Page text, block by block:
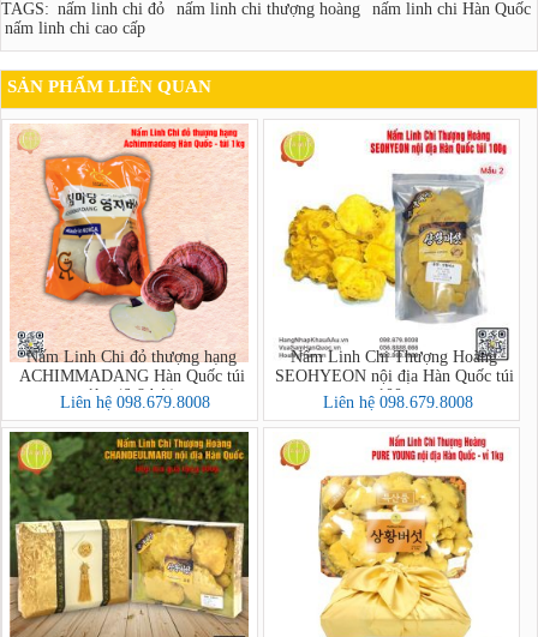
TAGS: nấm linh chi đỏ nấm linh chi thượng hoàng
nấm linh chi Hàn Quốc
nấm linh chi cao cấp
SẢN PHẨM LIÊN QUAN
Nấm Linh Chi đỏ thượng hạng
ACHIMMADANG Hàn Quốc túi
1kg (6-8 bát)
Liên hệ 098.679.8008
Nấm Linh Chi Thượng Hoàng
SEOHYEON nội địa Hàn Quốc túi
100g
Liên hệ 098.679.8008